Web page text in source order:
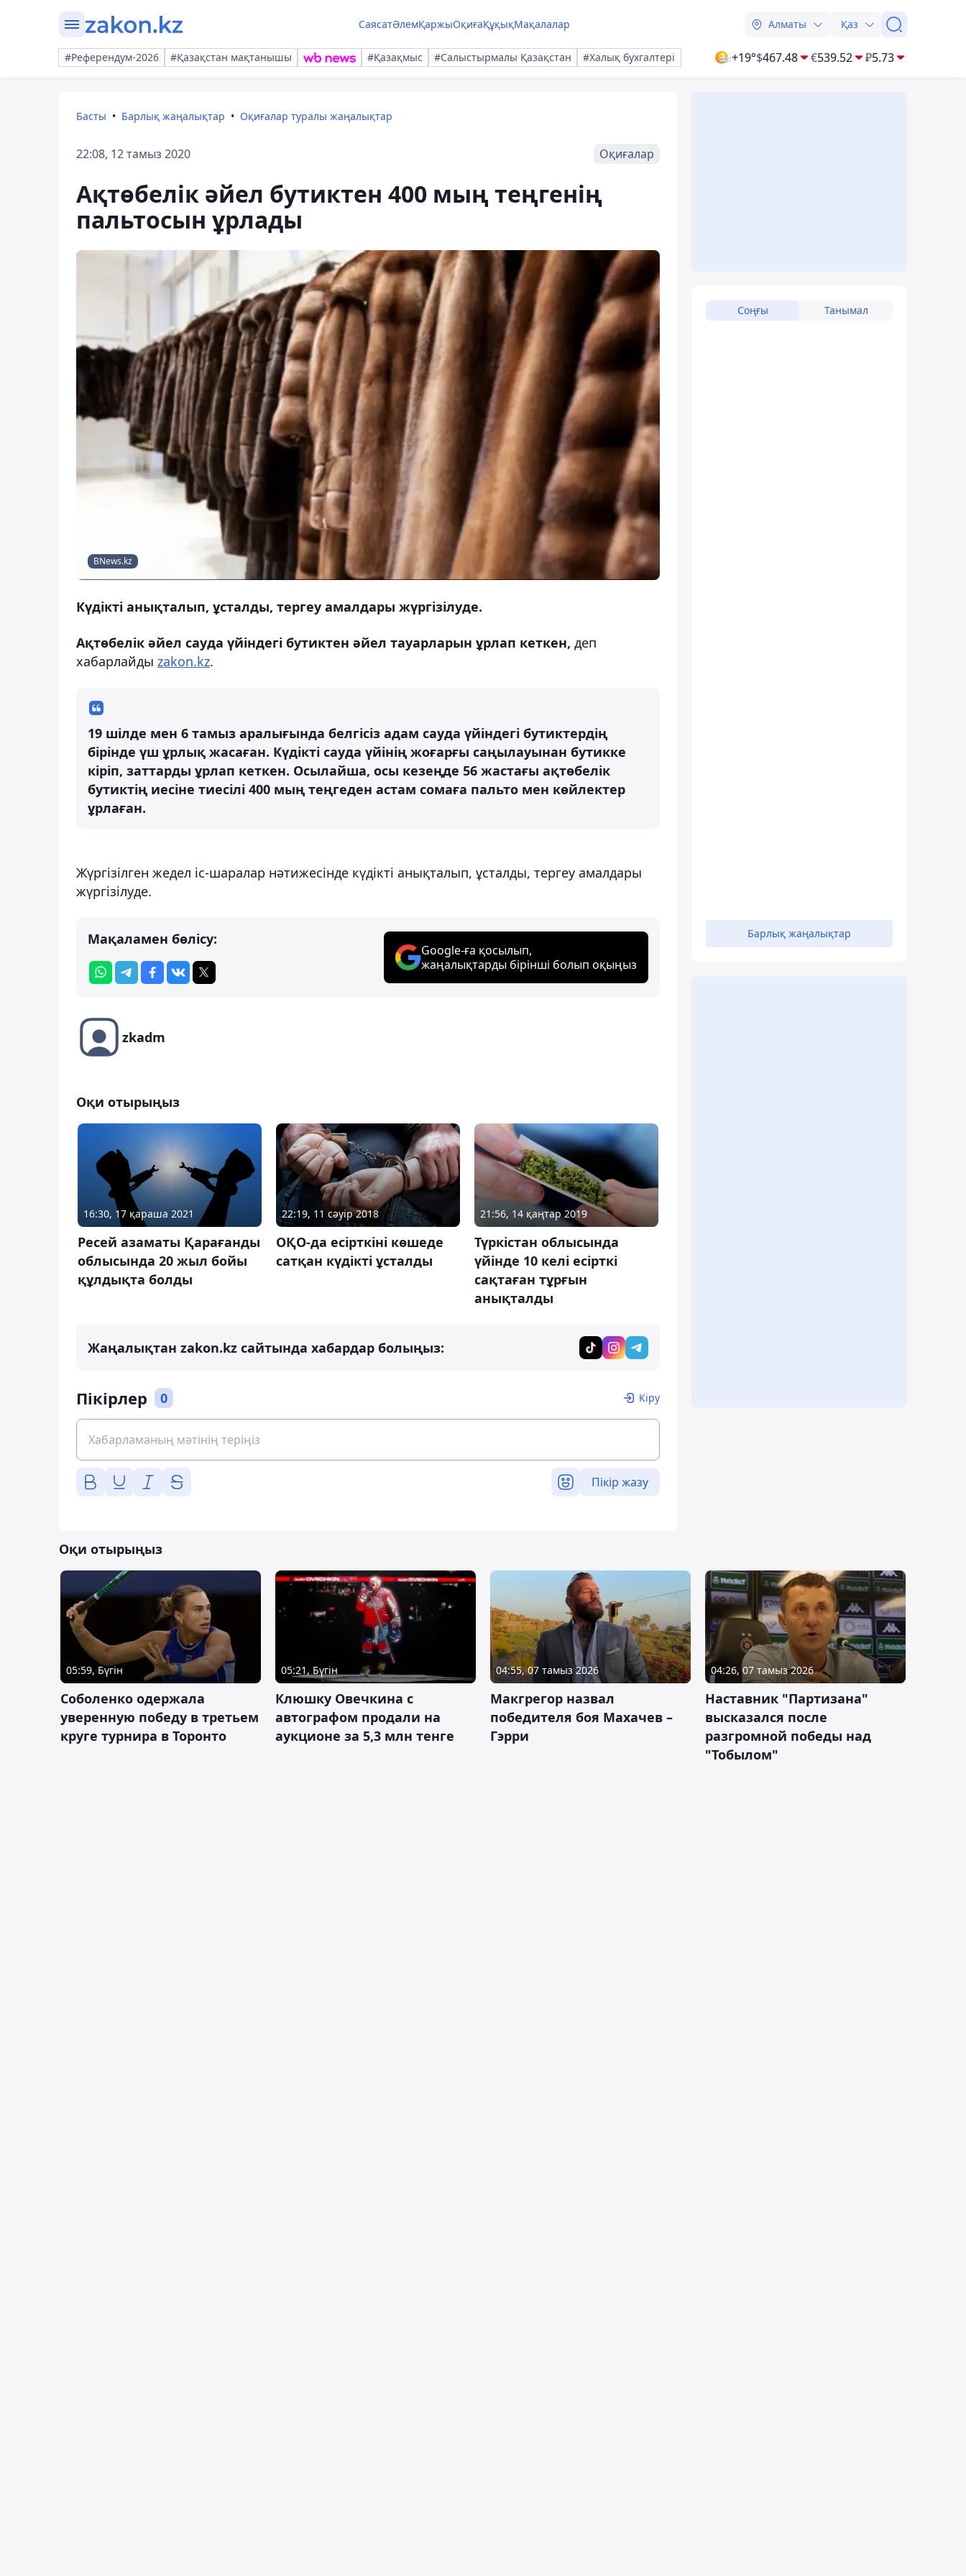
СаясатӘлемҚаржыОқиғаҚұқықМақалалар Алматы Қаз
#Референдум-2026 #Қазақстан мақтанышы #Қазақмыс #Салыстырмалы Қазақстан #Халық бухгалтері +19°$467.48 €539.52 ₽5.73
Басты Барлық жаңалықтар Оқиғалар туралы жаңалықтар
22:08, 12 тамыз 2020 Оқиғалар
Ақтөбелік әйел бутиктен 400 мың теңгенің
пальтосын ұрлады
BNews.kz
Күдікті анықталып, ұсталды, тергеу амалдары жүргізілуде.
Ақтөбелік әйел сауда үйіндегі бутиктен әйел тауарларын ұрлап кеткен, деп
хабарлайды zakon.kz.
19 шілде мен 6 тамыз аралығында белгісіз адам сауда үйіндегі бутиктердің
бірінде үш ұрлық жасаған. Күдікті сауда үйінің жоғарғы саңылауынан бутикке
кіріп, заттарды ұрлап кеткен. Осылайша, осы кезеңде 56 жастағы ақтөбелік
бутиктің иесіне тиесілі 400 мың теңгеден астам сомаға пальто мен көйлектер
ұрлаған.
Жүргізілген жедел іс-шаралар нәтижесінде күдікті анықталып, ұсталды, тергеу амалдары
жүргізілуде.
Мақаламен бөлісу:
Google-ға қосылып,
жаңалықтарды бірінші болып оқыңыз
zkadm
Оқи отырыңыз
16:30, 17 қараша 2021
Ресей азаматы Қарағанды
облысында 20 жыл бойы
құлдықта болды
22:19, 11 сәуір 2018
ОҚО-да есірткіні көшеде
сатқан күдікті ұсталды
21:56, 14 қаңтар 2019
Түркістан облысында
үйінде 10 келі есірткі
сақтаған тұрғын
анықталды
Жаңалықтан zakon.kz сайтында хабардар болыңыз:
Пікірлер 0 Кіру
Пікір жазу
Соңғы Танымал
Барлық жаңалықтар
Оқи отырыңыз
05:59, Бүгін
Соболенко одержала
уверенную победу в третьем
круге турнира в Торонто
05:21, Бүгін
Клюшку Овечкина с
автографом продали на
аукционе за 5,3 млн тенге
04:55, 07 тамыз 2026
Макгрегор назвал
победителя боя Махачев –
Гэрри
04:26, 07 тамыз 2026
Наставник "Партизана"
высказался после
разгромной победы над
"Тобылом"